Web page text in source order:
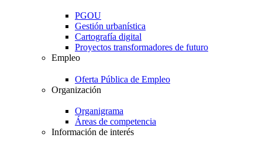
PGOU
Gestión urbanística
Cartografía digital
Proyectos transformadores de futuro
Empleo
Oferta Pública de Empleo
Organización
Organigrama
Áreas de competencia
Información de interés